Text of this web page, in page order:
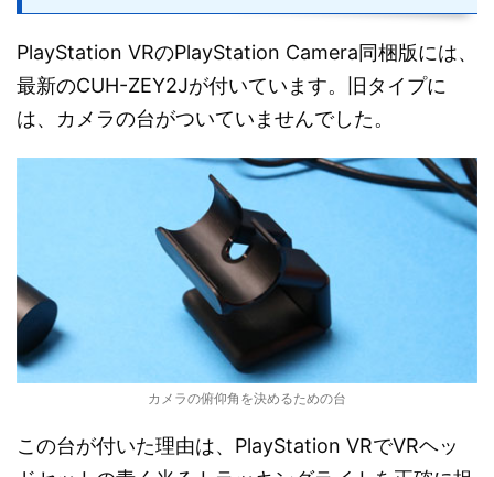
PlayStation VRのPlayStation Camera同梱版には、
最新のCUH-ZEY2Jが付いています。旧タイプに
は、カメラの台がついていませんでした。
カメラの俯仰角を決めるための台
この台が付いた理由は、PlayStation VRでVRヘッ